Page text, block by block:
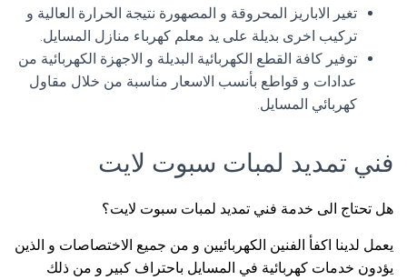
تغير الاباريز المحروقة و المصهورة نتيجة الحرارة العالية و
تركيب اخرى بديلة على يد معلم كهرباء منازل المسايل.
توفير كافة القطع الكهربائية البديلة و الاجهزة الكهربائية من
عدادات و قواطع بأنسب الاسعار مناسبة من خلال مقاول
كهربائي المسايل.
فني تمديد لمبات سبوت لايت
هل تحتاج الى خدمة فني تمديد لمبات سبوت لايت؟
يعمل لدينا اكفأ الفنين الكهربائيين و من جميع الاختصاصات و الذين
يؤدون خدمات كهربائية في المسايل باحتراف كبير و من ذلك